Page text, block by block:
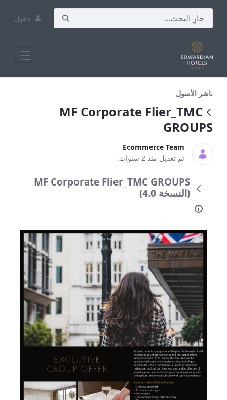
دخول
ناشر الأصول
MF Corporate Flier_TMC
GROUPS
Ecommerce Team
تم تعديل منذ 2 سنوات.
MF Corporate Flier_TMC GROUPS
(النسخة 4.0)